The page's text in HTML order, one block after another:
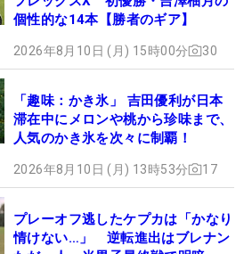
個性的な14本【勝者のギア】
2026年8月10日 (月) 15時00分 30
「趣味：かき氷」 吉田優利が日本
滞在中にメロンや桃から珍味まで、
人気のかき氷を次々に制覇！
2026年8月10日 (月) 13時53分 17
プレーオフ逃したケプカは「かなり
情けない…」 逆転進出はブレナン